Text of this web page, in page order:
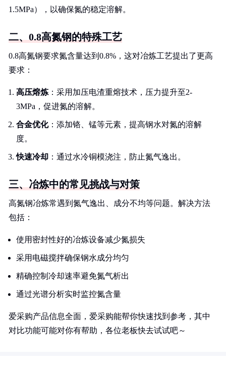
1.5MPa），以确保氮的稳定溶解。
二、0.8高氮钢的特殊工艺
0.8高氮钢要求氮含量达到0.8%，这对冶炼工艺提出了更高
要求：
高压熔炼 ：采用加压电渣重熔技术，压力提升至2-
3MPa，促进氮的溶解。
合金优化：添加铬、锰等元素，提高钢水对氮的溶解
度。
快速冷却 ：通过水冷铜模浇注，防止氮气逸出。
三、冶炼中的常见挑战与对策
高氮钢冶炼常遇到氮气逸出、成分不均等问题。解决方法
包括：
使用密封性好的冶炼设备减少氮损失
采用电磁搅拌确保钢水成分均匀
精确控制冷却速率避免氮气析出
通过光谱分析实时监控氮含量
爱采购产品信息全面，爱采购能帮你快速找到参考，其中
对比功能可能对你有帮助，各位老板快去试试吧～